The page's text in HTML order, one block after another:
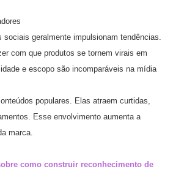
sociais geralmente impulsionam tendências.
com que produtos se tornem virais em
e escopo são incomparáveis na mídia
populares. Elas atraem curtidas,
Esse envolvimento aumenta a
marca.
como construir reconhecimento de